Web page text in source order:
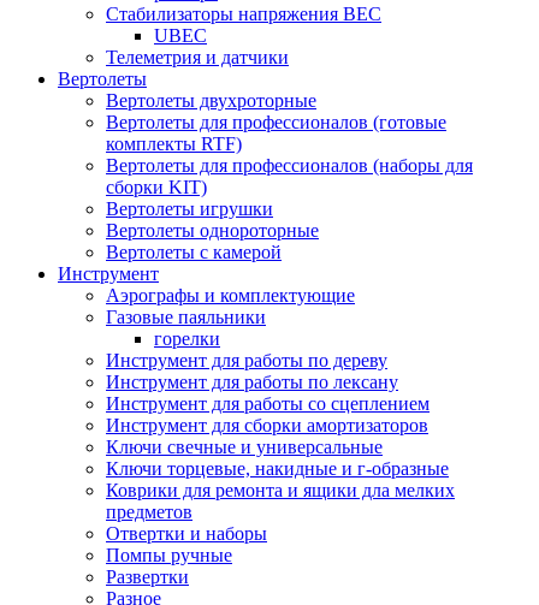
Стабилизаторы напряжения BEC
UBEC
Телеметрия и датчики
Вертолеты
Вертолеты двухроторные
Вертолеты для профессионалов (готовые
комплекты RTF)
Вертолеты для профессионалов (наборы для
сборки KIT)
Вертолеты игрушки
Вертолеты однороторные
Вертолеты с камерой
Инструмент
Аэрографы и комплектующие
Газовые паяльники
горелки
Инструмент для работы по дереву
Инструмент для работы по лексану
Инструмент для работы со сцеплением
Инструмент для сборки амортизаторов
Ключи свечные и универсальные
Ключи торцевые, накидные и г-образные
Коврики для ремонта и ящики дла мелких
предметов
Отвертки и наборы
Помпы ручные
Развертки
Разное